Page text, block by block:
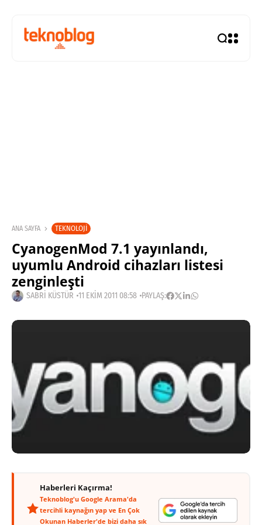
ANA SAYFA TEKNOLOJI
CyanogenMod 7.1 yayınlandı,
uyumlu Android cihazları listesi
zenginleşti
SABRI KÜSTÜR 11 EKIM 2011 08:58 PAYLAŞ:
Haberleri Kaçırma!
Teknoblog'u Google Arama'da
tercihli kaynağın yap ve En Çok
Okunan Haberler'de bizi daha sık